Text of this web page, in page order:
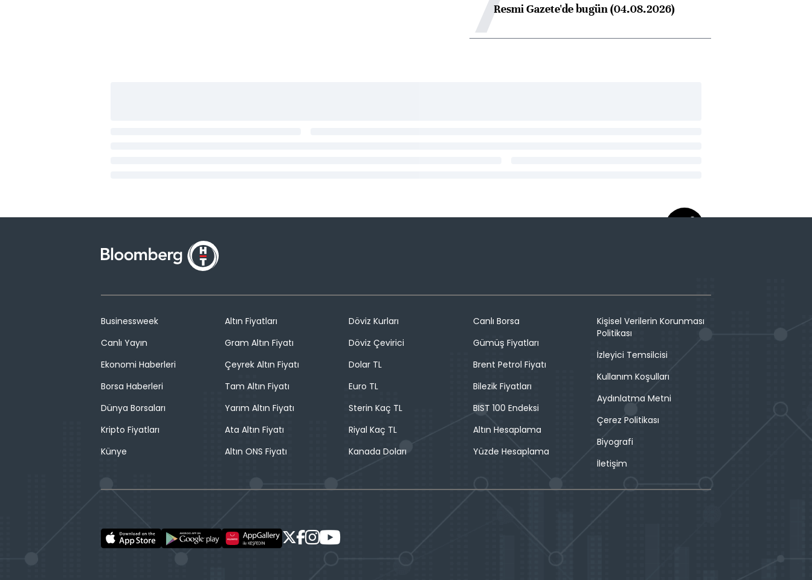
Resmi Gazete'de bugün (04.08.2026)
Businessweek
Canlı Yayın
Ekonomi Haberleri
Borsa Haberleri
Dünya Borsaları
Kripto Fiyatları
Künye
Altın Fiyatları
Gram Altın Fiyatı
Çeyrek Altın Fiyatı
Tam Altın Fiyatı
Yarım Altın Fiyatı
Ata Altın Fiyatı
Altın ONS Fiyatı
Döviz Kurları
Döviz Çevirici
Dolar TL
Euro TL
Sterin Kaç TL
Riyal Kaç TL
Kanada Doları
Canlı Borsa
Gümüş Fiyatları
Brent Petrol Fiyatı
Bilezik Fiyatları
BIST 100 Endeksi
Altın Hesaplama
Yüzde Hesaplama
Kişisel Verilerin Korunması
Politikası
İzleyici Temsilcisi
Kullanım Koşulları
Aydınlatma Metni
Çerez Politikası
Biyografi
İletişim